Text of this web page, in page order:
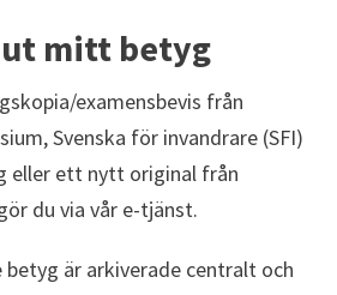
mitt betyg
examensbevis från
Svenska för invandrare (SFI)
eller ett nytt original från
du via vår e-tjänst.
är arkiverade centralt och